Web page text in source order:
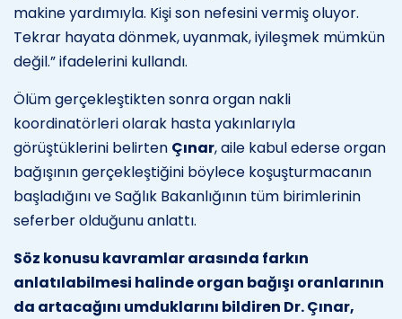
makine yardımıyla. Kişi son nefesini vermiş oluyor.
Tekrar hayata dönmek, uyanmak, iyileşmek mümkün
değil.” ifadelerini kullandı.
Ölüm gerçekleştikten sonra organ nakli
koordinatörleri olarak hasta yakınlarıyla
görüştüklerini belirten Çınar, aile kabul ederse organ
bağışının gerçekleştiğini böylece koşuşturmacanın
başladığını ve Sağlık Bakanlığının tüm birimlerinin
seferber olduğunu anlattı.
Söz konusu kavramlar arasında farkın
anlatılabilmesi halinde organ bağışı oranlarının
da artacağını umduklarını bildiren Dr. Çınar,